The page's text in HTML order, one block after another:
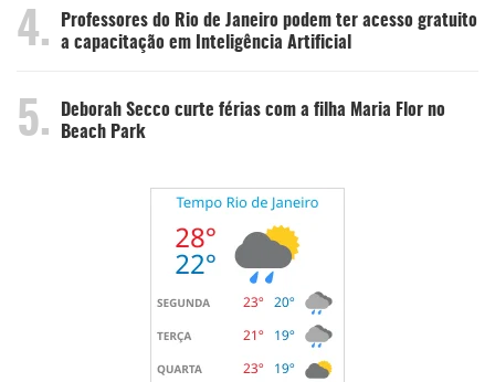
4.
Professores do Rio de Janeiro podem ter acesso gratuito
a capacitação em Inteligência Artificial
5.
Deborah Secco curte férias com a filha Maria Flor no
Beach Park